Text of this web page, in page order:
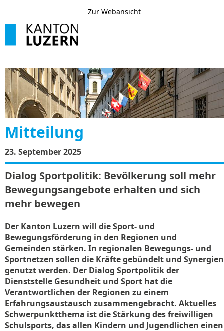
Zur Webansicht
Mitteilung
23. September 2025
Dialog Sportpolitik: Bevölkerung soll mehr
Bewegungsangebote erhalten und sich
mehr bewegen
Der Kanton Luzern will die Sport- und
Bewegungsförderung in den Regionen und
Gemeinden stärken. In regionalen Bewegungs- und
Sportnetzen sollen die Kräfte gebündelt und Synergien
genutzt werden. Der Dialog Sportpolitik der
Dienststelle Gesundheit und Sport hat die
Verantwortlichen der Regionen zu einem
Erfahrungsaustausch zusammengebracht. Aktuelles
Schwerpunktthema ist die Stärkung des freiwilligen
Schulsports, das allen Kindern und Jugendlichen einen